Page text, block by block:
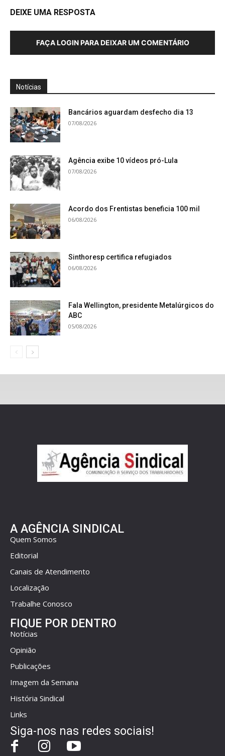
DEIXE UMA RESPOSTA
FAÇA LOGIN PARA DEIXAR UM COMENTÁRIO
Notícias
Bancários aguardam desfecho dia 13
07/08/2026
Agência exibe 10 vídeos pró-Lula
07/08/2026
Acordo dos Frentistas beneficia 100 mil
06/08/2026
Sinthoresp certifica refugiados
06/08/2026
Fala Wellington, presidente Metalúrgicos do
ABC
05/08/2026
A AGÊNCIA SINDICAL
Quem Somos
Editorial
Canais de Atendimento
Localização
Trabalhe Conosco
FIQUE POR DENTRO
Notícias
Opinião
Publicações
Imagem da Semana
História Sindical
Links
Siga-nos nas redes sociais!